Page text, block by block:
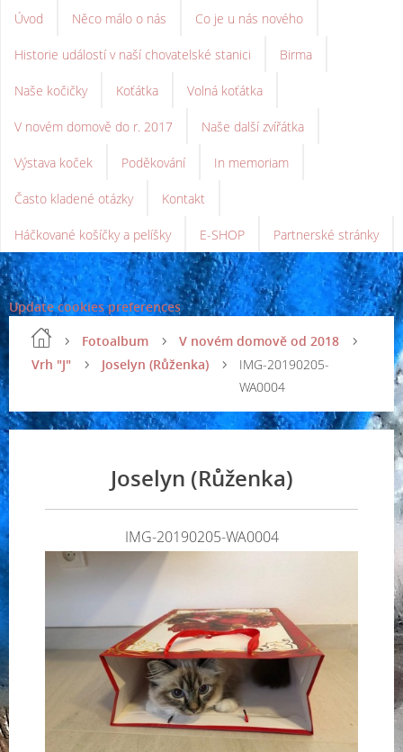
Úvod Něco málo o nás Co je u nás nového
Historie událostí v naší chovatelské stanici Birma
Naše kočičky Koťátka Volná koťátka
V novém domově do r. 2017 Naše další zvířátka
Výstava koček Poděkování In memoriam
Často kladené otázky Kontakt
Háčkované košíčky a pelíšky E-SHOP Partnerské stránky
Update cookies preferences
Fotoalbum
V novém domově od 2018
Vrh "J"
Joselyn (Růženka)
IMG-20190205-
WA0004
Joselyn (Růženka)
IMG-20190205-WA0004